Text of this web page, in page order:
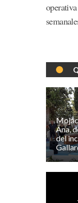
Ana,
del